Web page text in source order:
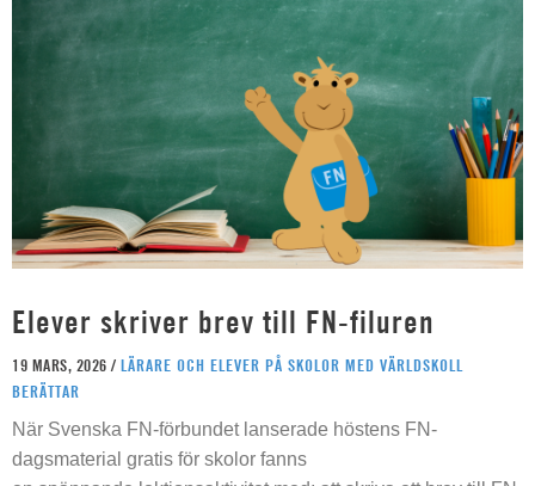
Elever skriver brev till FN-filuren
19 MARS, 2026 / LÄRARE OCH ELEVER PÅ SKOLOR MED VÄRLDSKOLL
BERÄTTAR
När Svenska FN-förbundet lanserade höstens FN-
dagsmaterial gratis för skolor fanns